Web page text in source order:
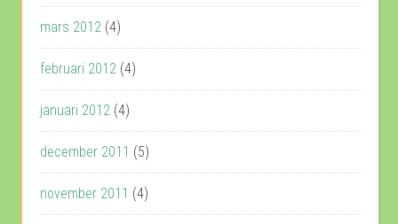
mars 2012 (4)
februari 2012 (4)
januari 2012 (4)
december 2011 (5)
november 2011 (4)